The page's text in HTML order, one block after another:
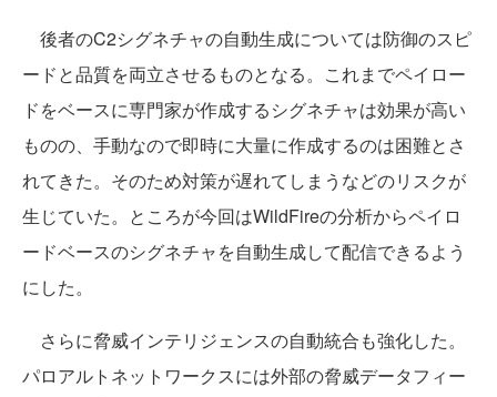
後者のC2シグネチャの自動生成については防御のスピ
ードと品質を両立させるものとなる。これまでペイロー
ドをベースに専門家が作成するシグネチャは効果が高い
ものの、手動なので即時に大量に作成するのは困難とさ
れてきた。そのため対策が遅れてしまうなどのリスクが
生じていた。ところが今回はWildFireの分析からペイロ
ードベースのシグネチャを自動生成して配信できるよう
にした。
さらに脅威インテリジェンスの自動統合も強化した。
パロアルトネットワークスには外部の脅威データフィー